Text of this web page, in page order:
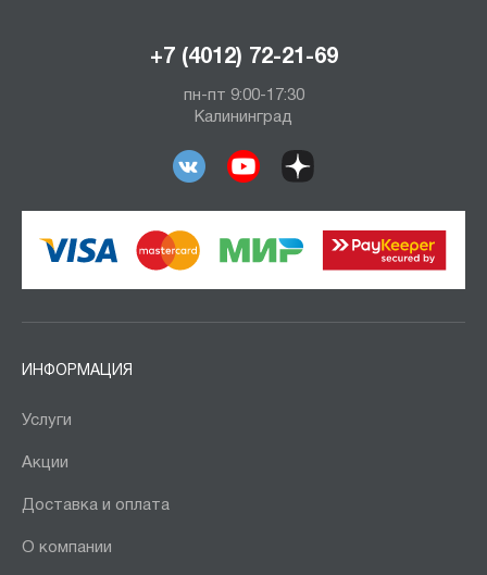
ARSENAL
Заслон
Ирбис
ОШ
ОШН
+7 (4012) 72-21-69
пн-пт 9:00-17:30
Калининград
ИНФОРМАЦИЯ
Услуги
Акции
Доставка и оплата
О компании